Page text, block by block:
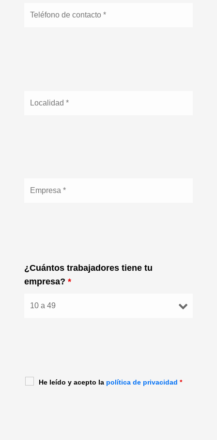
¿Cuántos trabajadores tiene tu
empresa? *
He leído y acepto la política de privacidad *